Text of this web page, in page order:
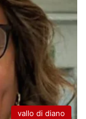
vallo di diano